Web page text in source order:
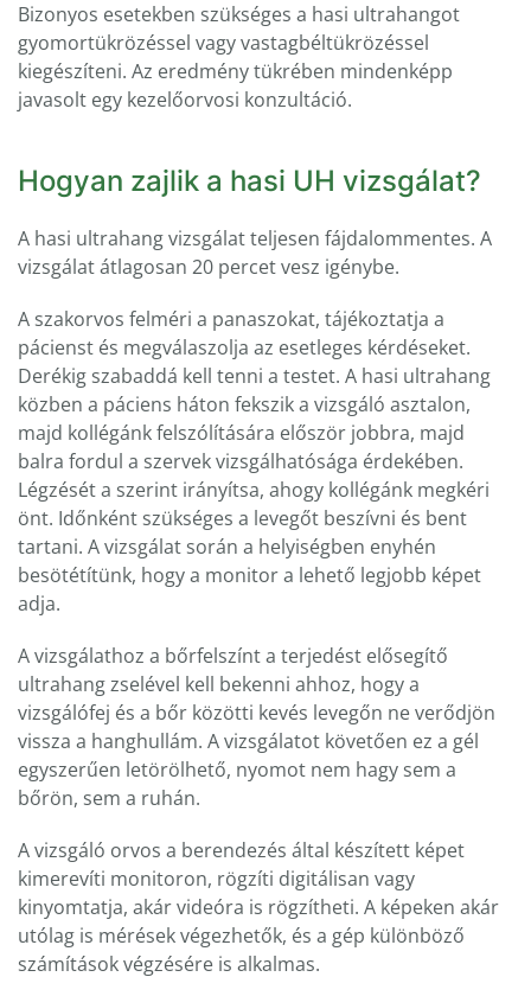
Bizonyos esetekben szükséges a hasi ultrahangot
gyomortükrözéssel vagy vastagbéltükrözéssel
kiegészíteni. Az eredmény tükrében mindenképp
javasolt egy kezelőorvosi konzultáció.
Hogyan zajlik a hasi UH vizsgálat?
A hasi ultrahang vizsgálat teljesen fájdalommentes. A
vizsgálat átlagosan 20 percet vesz igénybe.
A szakorvos felméri a panaszokat, tájékoztatja a
pácienst és megválaszolja az esetleges kérdéseket.
Derékig szabaddá kell tenni a testet. A hasi ultrahang
közben a páciens háton fekszik a vizsgáló asztalon,
majd kollégánk felszólítására először jobbra, majd
balra fordul a szervek vizsgálhatósága érdekében.
Légzését a szerint irányítsa, ahogy kollégánk megkéri
önt. Időnként szükséges a levegőt beszívni és bent
tartani. A vizsgálat során a helyiségben enyhén
besötétítünk, hogy a monitor a lehető legjobb képet
adja.
A vizsgálathoz a bőrfelszínt a terjedést elősegítő
ultrahang zselével kell bekenni ahhoz, hogy a
vizsgálófej és a bőr közötti kevés levegőn ne verődjön
vissza a hanghullám. A vizsgálatot követően ez a gél
egyszerűen letörölhető, nyomot nem hagy sem a
bőrön, sem a ruhán.
A vizsgáló orvos a berendezés által készített képet
kimerevíti monitoron, rögzíti digitálisan vagy
kinyomtatja, akár videóra is rögzítheti. A képeken akár
utólag is mérések végezhetők, és a gép különböző
számítások végzésére is alkalmas.